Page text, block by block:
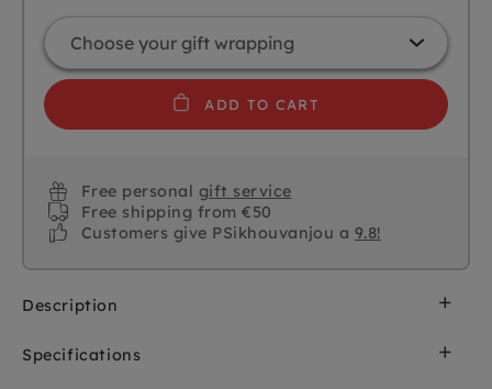
ADD TO CART
Free personal gift service
Free shipping from €50
Customers give PSikhouvanjou a 9.8!
Description
Garden is activiteitenspeelgoed in
Specifications